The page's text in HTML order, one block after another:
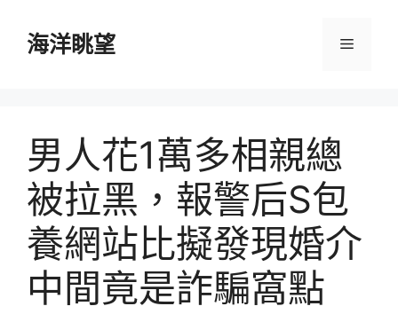
海洋眺望 選
男人花1萬多相親總
被拉黑，報警后S包
養網站比擬發現婚介
中間竟是詐騙窩點